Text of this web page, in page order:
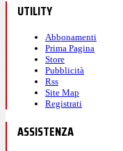
UTILITY
Abbonamenti
Prima Pagina
Store
Pubblicità
Rss
Site Map
Registrati
ASSISTENZA